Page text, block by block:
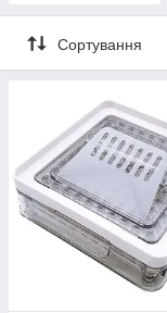
Сортування